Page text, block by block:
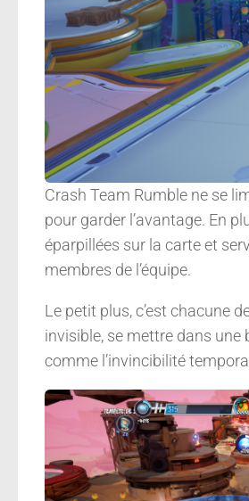
Crash Team Rumble ne se
pour garder l’avantage. En
éparpillées sur la carte et
membres de l’équipe.
Le petit plus, c’est chacune
invisible, se mettre dans une
comme l’invincibilité